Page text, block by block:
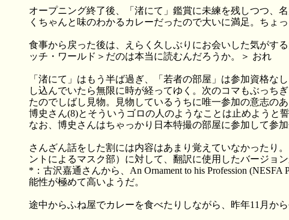
オープニング終了後、「渚にて」鑑賞に未練を残しつつ、
くちゃんと味のわかるカレーだったので大いに満足。ちょ
食事から戻った後は、えらく久しぶりにお会いした気がす
ッチ・ワールド＞だのは本当に読むんだろうか。＞ おれ
「渚にて」はもう半ば過ぎ、「若者の部屋」は参加資格
し込んでいたら無限に時が経ってゆく。次のコマもぶっち
たのでしばし見物。見物しているうちに唯一参加の意志の
博史さん(8)とそういうゴロの人のようなことは止めようと
なお、博史さんはちゃっかり日本特撮の部屋に参加して参
さんざん話をした割には内容はあまり覚えていなかったり
ントによるマスク部）に対して、翻訳に使用したバージョ
*：古沢嘉通さんから、An Ornament to his Profession
能性が極めて高いようだ。
途中からふね屋でカレーを食べたりしながら、昨年11月か